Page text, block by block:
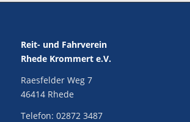
Reit- und Fahrverein
Rhede Krommert e.V.
Raesfelder Weg 7
46414 Rhede
Telefon: 02872 3487